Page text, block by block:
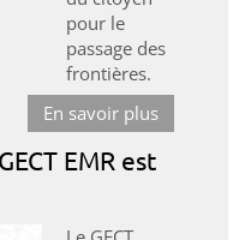
pour le
passage des
frontières.
En savoir plus
EMR est